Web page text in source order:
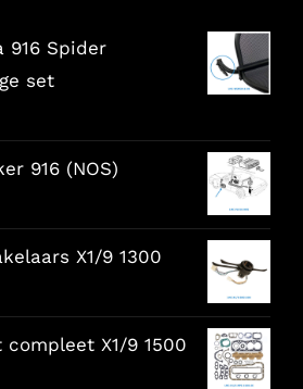
916 Spider
set
916 (NOS)
X1/9 1300
X1/9 1500